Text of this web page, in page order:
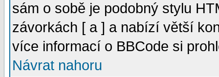
sám o sobě je podobný stylu
závorkách [ a ] a nabízí větší
více informací o BBCode si
Návrat nahoru